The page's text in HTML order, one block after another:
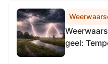
geel: